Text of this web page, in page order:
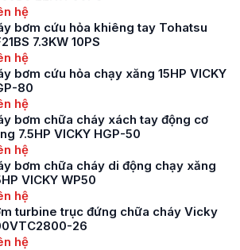
hệ
bơm cứu hỏa khiêng tay Tohatsu
7.3KW 10PS
hệ
bơm cứu hỏa chạy xăng 15HP VICKY
80
hệ
bơm chữa cháy xách tay động cơ
7.5HP VICKY HGP-50
hệ
bơm chữa cháy di động chạy xăng
VICKY WP50
hệ
turbine trục đứng chữa cháy Vicky
26
hệ